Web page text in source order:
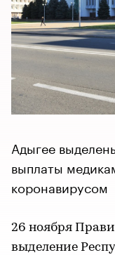
Адыгее
выплаты
коронавирусом
26 ноября
выделение